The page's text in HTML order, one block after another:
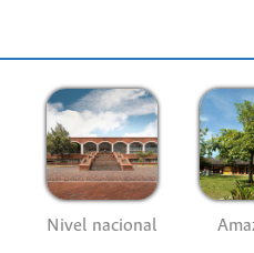
Nivel nacional